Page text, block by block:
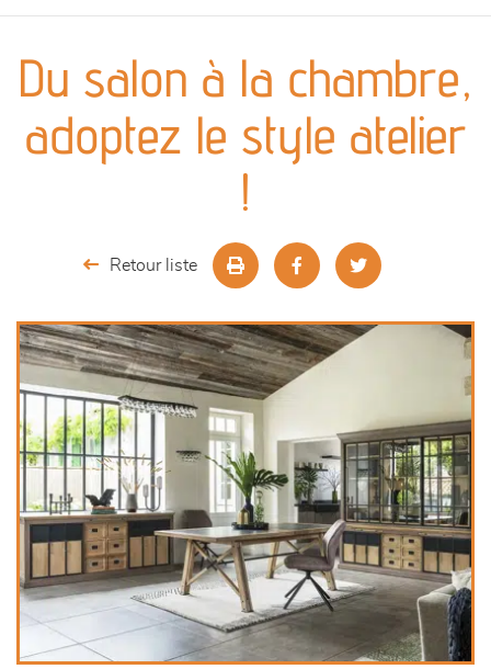
canapés et fauteuils
séjours
chambres et dressing
décoration
Du salon à la chambre,
adoptez le style atelier
!
Retour liste